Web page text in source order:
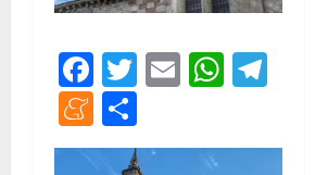
Facebook
Twitter
Email
Meneame